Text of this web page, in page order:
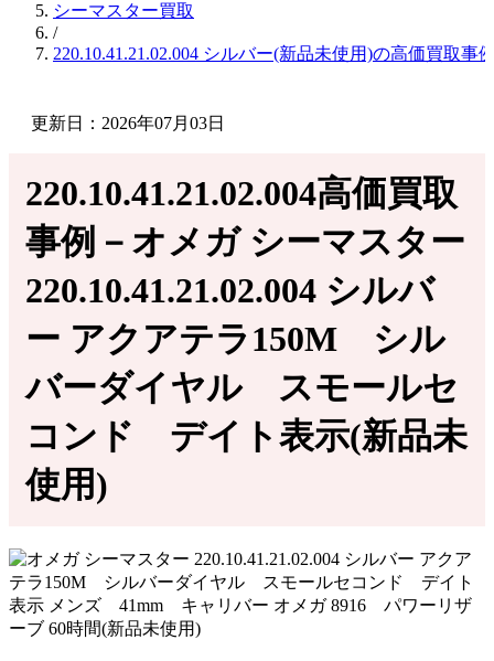
シーマスター買取
/
220.10.41.21.02.004 シルバー(新品未使用)の高価買取事
更新日：2026年07月03日
220.10.41.21.02.004高価買取
事例－オメガ シーマスター
220.10.41.21.02.004 シルバ
ー アクアテラ150M シル
バーダイヤル スモールセ
コンド デイト表示(新品未
使用)